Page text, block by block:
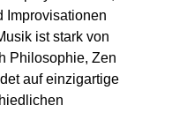
Improvisationen
ist stark von
Philosophie, Zen
auf einzigartige